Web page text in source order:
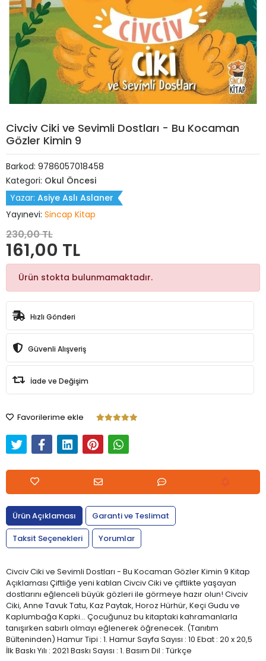
Civciv Ciki ve Sevimli Dostları - Bu Kocaman
Gözler Kimin 9
Barkod: 9786057018458
Kategori: Okul Öncesi
Yazar: Asiye Aslı Aslaner
Yayınevi: Sincap Kitap
230,00 TL
161,00 TL
Ürün stokta bulunmamaktadır.
Hızlı Gönderi
Güvenli Alışveriş
İade ve Değişim
Favorilerime ekle
Ürün Açıklaması
Garanti ve Teslimat
Taksit Seçenekleri
Yorumlar
Civciv Ciki ve Sevimli Dostları - Bu Kocaman Gözler Kimin 9 Kitap
Açıklaması Çiftliğe yeni katılan Civciv Ciki ve çiftlikte yaşayan
dostlarını eğlenceli büyük gözleri ile görmeye hazır olun! Civciv
Ciki, Anne Tavuk Tatu, Kaz Paytak, Horoz Hürhür, Keçi Gudu ve
Kaplumbağa Kapki... Çocuğunuz bu kitaptaki kahramanlarla
tanışırken sabırlı olmayı eğlenerek öğrenecek. (Tanıtım
Bülteninden) Hamur Tipi : 1. Hamur Sayfa Sayısı : 10 Ebat : 20 x 20,5
İlk Baskı Yılı : 2021 Baskı Sayısı : 1. Basım Dil : Türkçe